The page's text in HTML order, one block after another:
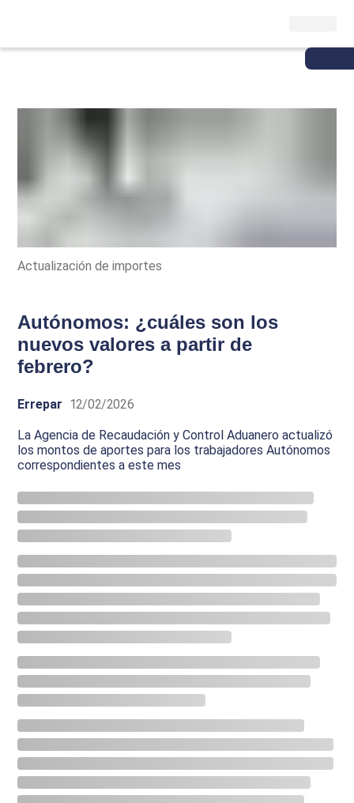
Actualización de importes
Autónomos: ¿cuáles son los
nuevos valores a partir de
febrero?
Errepar 12/02/2026
La Agencia de Recaudación y Control Aduanero actualizó
los montos de aportes para los trabajadores Autónomos
correspondientes a este mes